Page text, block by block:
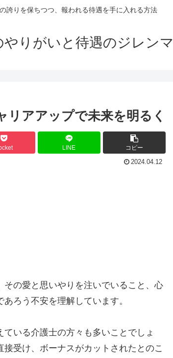
誇りを保ちつつ、報われる待遇を手に入れる方法
やりがいと待遇のジレンマ
リアアップで未来を明るく
LINE コピー
2024.04.12
の愛と思いやりを注いでいること、心
ろう不安を理解しています。
いる介護士の方々も多いことでしょ
受け、ボーナスがカットされたとのこ